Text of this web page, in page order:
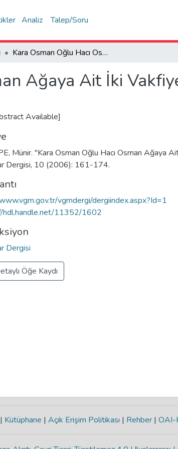
Analiz Talep/Soru
Kara Osman Oğlu Hacı Osman Ağaya Ait İki Vakfiyesi
Ağaya Ait İki
Available]
Münir. "Kara Osman Oğlu Hacı Osman Ağaya
Dergisi, 10 (2006): 161-174.
vgmdergi/dergiindex.aspx?Id=1
hdl.handle.net/11352/1602
Dergisi
Öğe Kaydı
| Kütüphane | Açık Erişim Politikası | Rehber | OAI-